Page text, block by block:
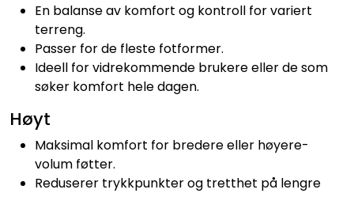
En balanse av komfort og kontroll for variert
terreng.
Passer for de fleste fotformer.
Ideell for vidrekommende brukere eller de som
søker komfort hele dagen.
Høyt
Maksimal komfort for bredere eller høyere-
volum føtter.
Reduserer trykkpunkter og tretthet på lengre